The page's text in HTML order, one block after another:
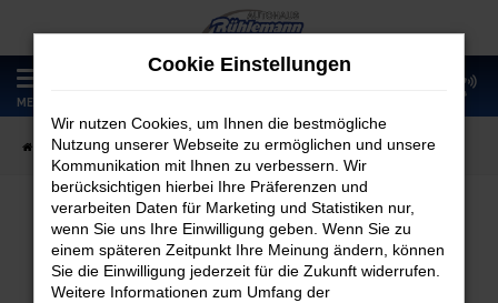
Zum
Hauptinhalt
springen
MENÜ
Startseite Teilen
Teilen
Cookie Einstellungen
Wir nutzen Cookies, um Ihnen die bestmögliche
Nutzung unserer Webseite zu ermöglichen und unsere
Kommunikation mit Ihnen zu verbessern. Wir
berücksichtigen hierbei Ihre Präferenzen und
verarbeiten Daten für Marketing und Statistiken nur,
wenn Sie uns Ihre Einwilligung geben. Wenn Sie zu
einem späteren Zeitpunkt Ihre Meinung ändern, können
Sie die Einwilligung jederzeit für die Zukunft widerrufen.
Weitere Informationen zum Umfang der